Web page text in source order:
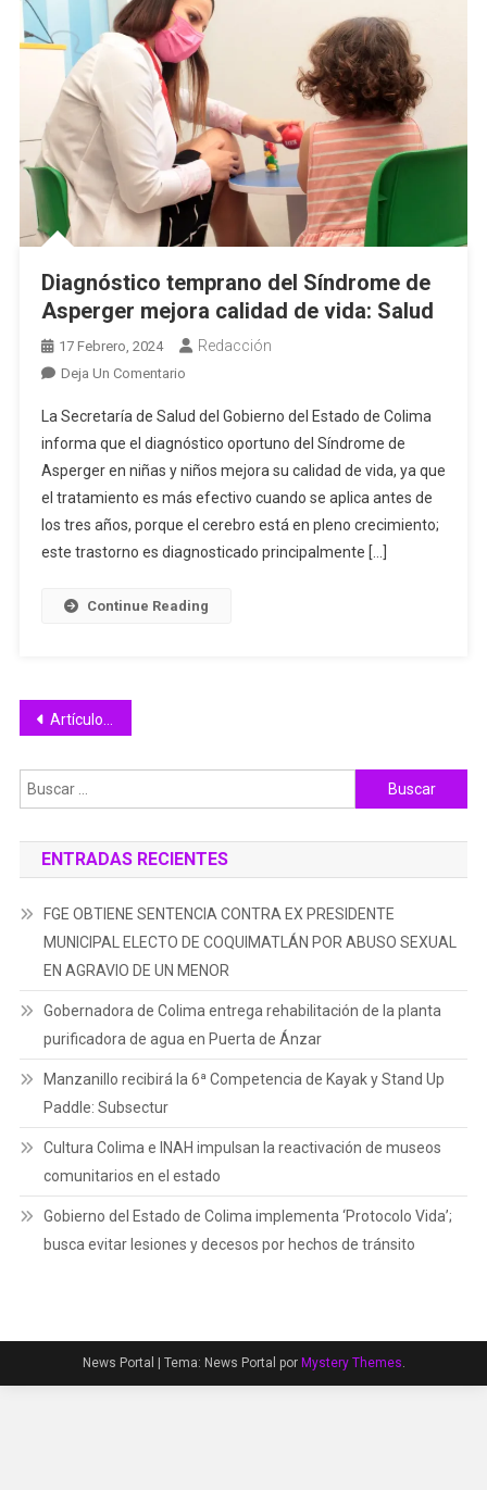
Diagnóstico temprano del Síndrome de
Asperger mejora calidad de vida: Salud
17 Febrero, 2024 Redacción
Deja Un ComentarioEn
Temprano
Del
Síndrome
De
Asperger
Mejora
De
La Secretaría de Salud del Gobierno del Estado de Colima
informa que el diagnóstico oportuno del Síndrome de
Asperger en niñas y niños mejora su calidad de vida, ya que
el tratamiento es más efectivo cuando se aplica antes de
los tres años, porque el cerebro está en pleno crecimiento;
este trastorno es diagnosticado principalmente […]
Continue Reading
Navegación
de
entradas
Artículos antiguos
Buscar:
ENTRADAS RECIENTES
FGE OBTIENE SENTENCIA CONTRA EX PRESIDENTE
MUNICIPAL ELECTO DE COQUIMATLÁN POR ABUSO SEXUAL
EN AGRAVIO DE UN MENOR
Gobernadora de Colima entrega rehabilitación de la planta
purificadora de agua en Puerta de Ánzar
Manzanillo recibirá la 6ª Competencia de Kayak y Stand Up
Paddle: Subsectur
Cultura Colima e INAH impulsan la reactivación de museos
comunitarios en el estado
Gobierno del Estado de Colima implementa ‘Protocolo Vida’;
busca evitar lesiones y decesos por hechos de tránsito
News Portal Tema: News Portal por Mystery Themes.